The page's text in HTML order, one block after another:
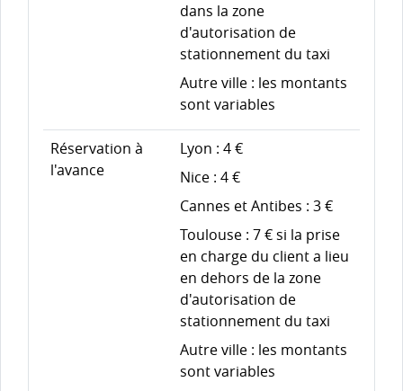
dans la zone
d'autorisation de
stationnement du taxi
Autre ville : les montants
sont variables
Réservation à
l'avance
Lyon : 4 €
Nice : 4 €
Cannes et Antibes : 3 €
Toulouse : 7 €si la prise
en charge du client a lieu
en dehors de la zone
d'autorisation de
stationnement du taxi
Autre ville : les montants
sont variables